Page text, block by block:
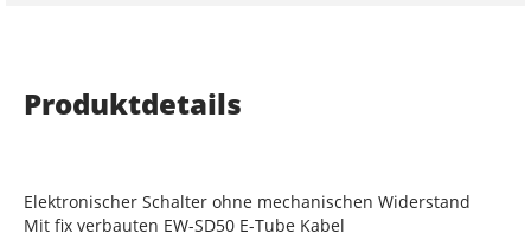
Produktdetails
Elektronischer Schalter ohne mechanischen Widerstand
Mit fix verbauten EW-SD50 E-Tube Kabel